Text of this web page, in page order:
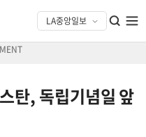
탄, 독립기념일 앞